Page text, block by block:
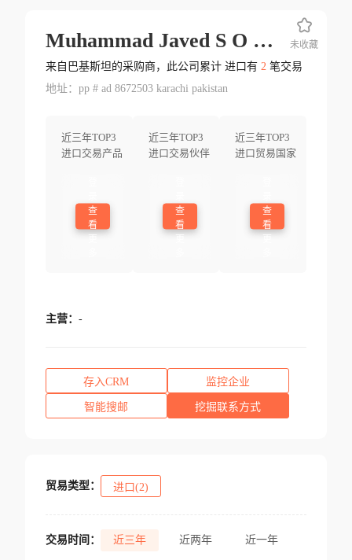
Muhammad Javed S O Maroof Gul
来自巴基斯坦的采购商，此公司累计 进口有 2笔交易
地址：pp # ad 8672503 karachi pakistan
近三年TOP3
进口交易产品
查
看
近三年TOP3
进口交易伙伴
查
看
近三年TOP3
进口贸易国家
查
看
未收藏
主营： -
存入CRM 监控企业
智能搜邮 挖掘联系方式
贸易类型： 进口(2)
交易时间： 近三年 近两年 近一年